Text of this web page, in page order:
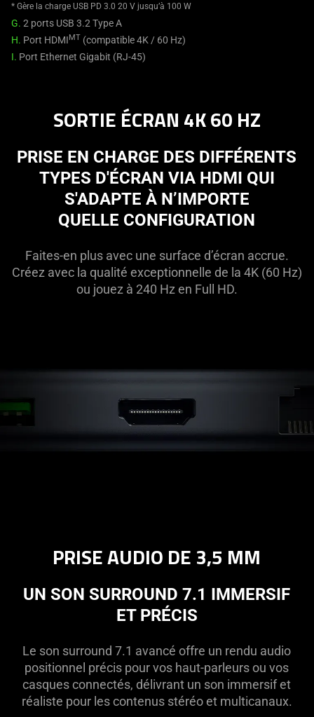
* Gère la charge USB PD 3.0 20 V jusqu’à 100 W
G. 2 ports USB 3.2 Type A
H. Port HDMIMT (compatible 4K / 60 Hz)
I. Port Ethernet Gigabit (RJ-45)
SORTIE ÉCRAN 4K 60 HZ
PRISE EN CHARGE DES DIFFÉRENTS
TYPES D'ÉCRAN VIA HDMI QUI
S'ADAPTE À N’IMPORTE
QUELLE CONFIGURATION
Faites-en plus avec une surface d’écran accrue.
Créez avec la qualité exceptionnelle de la 4K (60 Hz)
ou jouez à 240 Hz en Full HD.
PRISE AUDIO DE 3,5 MM
UN SON SURROUND 7.1 IMMERSIF
ET PRÉCIS
Le son surround 7.1 avancé offre un rendu audio
positionnel précis pour vos haut-parleurs ou vos
casques connectés, délivrant un son immersif et
réaliste pour les contenus stéréo et multicanaux.